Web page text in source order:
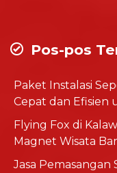
Pos-pos
Paket Instalasi
Cepat dan Efisien
Flying Fox di
Magnet Wisata
Jasa Pemasangan